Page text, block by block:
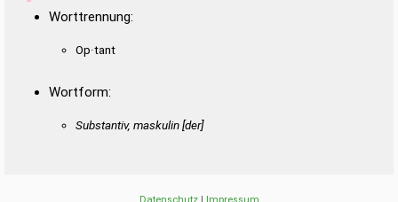
Worttrennung:
Op·tant
Wortform:
Substantiv, maskulin [der]
Datenschutz| Impressum